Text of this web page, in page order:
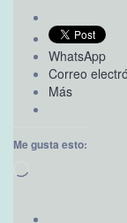
WhatsApp
Correo
Más
Me gusta esto: